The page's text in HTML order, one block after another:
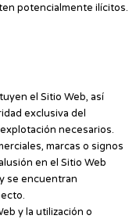
potencialmente ilícitos.
el Sitio Web, así
exclusiva del
necesarios.
marcas o signos
en el Sitio Web
se encuentran
y la utilización o